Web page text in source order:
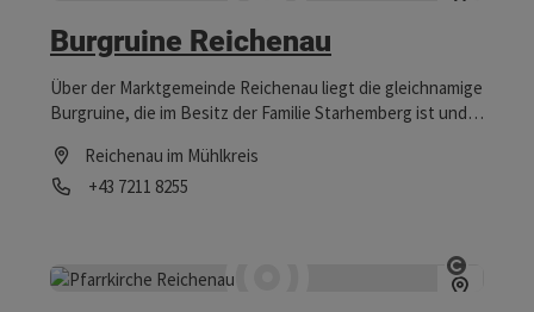
Geschmack legen. Personalisierte Honiggläser eignen
Kennenlernen der Sortenvielfalt ein. Met wird ergänzend
angeboten; Sorten wie „Linzer Liebestrunk“ oder
„freches Pfläumchen“ eignen sich gut für Cocktails. Damit
wurde Met bewusst modern und salonfähig positioniert.
Burgruine Reichenau
Über der Marktgemeinde Reichenau liegt die gleichnamige
Burgruine, die im Besitz der Familie Starhemberg ist und
Reichenau im Mühlkreis
Telefon
+43 7211 8255